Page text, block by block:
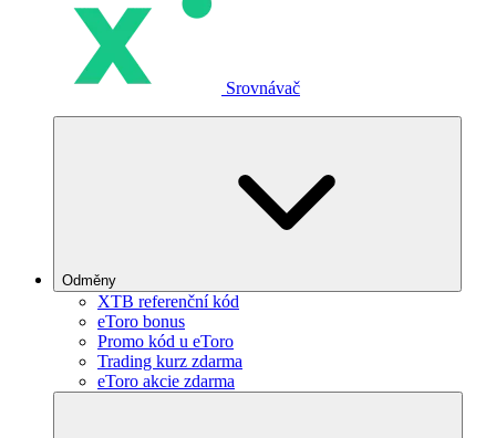
Srovnávač
Odměny
XTB referenční kód
eToro bonus
Promo kód u eToro
Trading kurz zdarma
eToro akcie zdarma